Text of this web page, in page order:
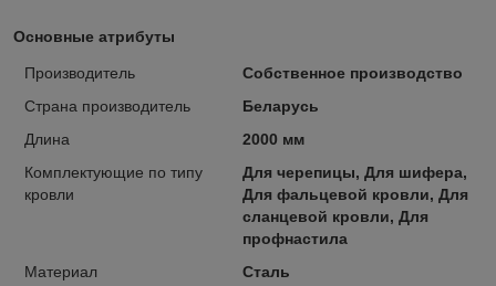
Основные атрибуты
Производитель
Собственное производство
Страна производитель
Беларусь
Длина
2000 мм
Комплектующие по типу
кровли
Для черепицы, Для шифера,
Для фальцевой кровли, Для
сланцевой кровли, Для
профнастила
Материал
Сталь